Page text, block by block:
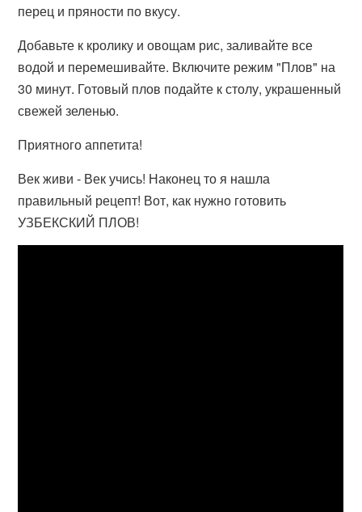
перец и пряности по вкусу.
Добавьте к кролику и овощам рис, заливайте все
водой и перемешивайте. Включите режим "Плов" на
30 минут. Готовый плов подайте к столу, украшенный
свежей зеленью.
Приятного аппетита!
Век живи - Век учись! Наконец то я нашла
правильный рецепт! Вот, как нужно готовить
УЗБЕКСКИЙ ПЛОВ!